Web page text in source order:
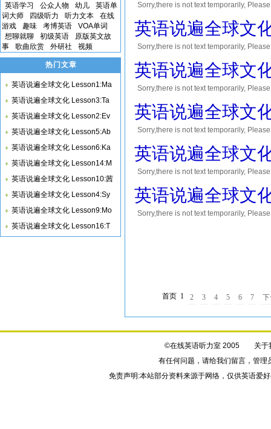
Sorry,there is not text temporarily,
英语说遍全球文
Sorry,there is not text temporarily,
英语说遍全球文
Sorry,there is not text temporarily,
英语说遍全球文
Sorry,there is not text temporarily,
英语说遍全球文
Sorry,there is not text temporarily,
英语说遍全球文
Sorry,there is not text temporarily,
首页 1 2 3 4 5 6 7
英语学习
公众人物 幼儿
英语单
词大师
四级听力 听力文本
在线
游戏
趣味 考博英语
VOA单词
想聊就聊
初级英语
原版英文故
事
歌曲欣赏 外研社 视频
热门文章
英语说遍全球文化 Lesson1:Ma
英语说遍全球文化 Lesson3:Ta
英语说遍全球文化 Lesson2:Ev
英语说遍全球文化 Lesson5:Ab
英语说遍全球文化 Lesson6:Ka
英语说遍全球文化 Lesson14:M
英语说遍全球文化 Lesson10:茜
英语说遍全球文化 Lesson4:Sy
英语说遍全球文化 Lesson9:Mo
英语说遍全球文化 Lesson16:T
©在线英语听力室 2005 关于
有任何问题，请给我们留言，管理
免责声明:本站部分资料来源于网络，仅供英语爱